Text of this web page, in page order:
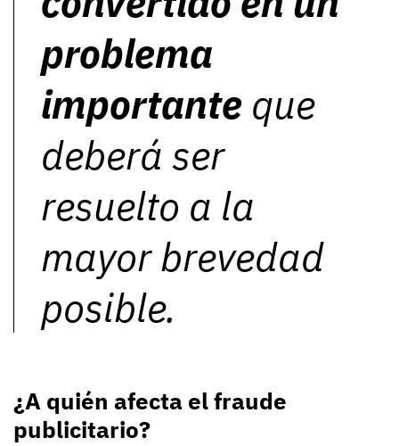
problema
importante que
deberá ser
resuelto a la
mayor brevedad
posible.
¿A quién afecta el fraude
publicitario?